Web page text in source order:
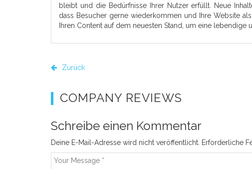
bleibt und die Bedürfnisse Ihrer Nutzer erfüllt. Neue
dass Besucher gerne wiederkommen und Ihre Website
Ihren Content auf dem neuesten Stand, um eine
Zurück
COMPANY REVIEWS
Schreibe einen Kommentar
Deine E-Mail-Adresse wird nicht veröffentlicht. Erforderliche